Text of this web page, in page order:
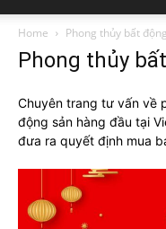
Home Phong thủy bất
Phong thủy
Chuyên trang tư vấn về
động sản hàng đầu tại
đưa ra quyết định mua